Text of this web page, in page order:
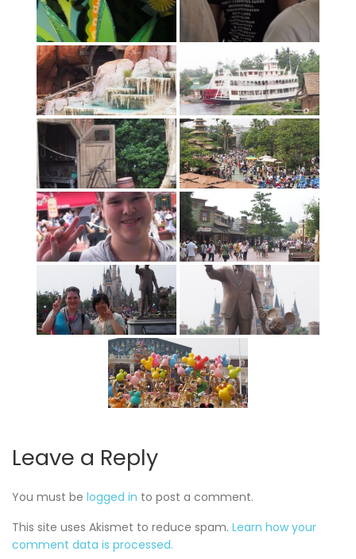
Leave a Reply
You must be logged in to post a comment.
This site uses Akismet to reduce spam. Learn how your
comment data is processed.